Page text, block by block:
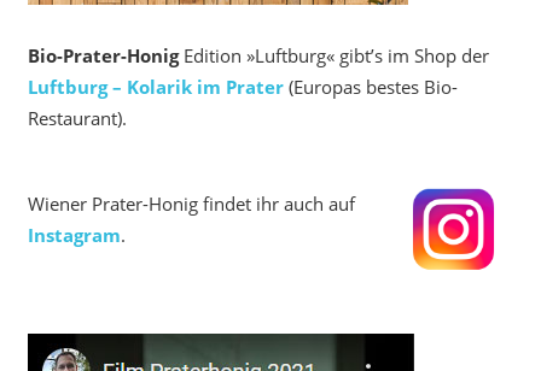
Bio-Prater-HonigEdition »Luftburg« gibt’s im Shop der
Luftburg – Kolarik im Prater(Europas bestes Bio-
Restaurant).
Wiener Prater-Honig findet ihr auch auf
Instagram.